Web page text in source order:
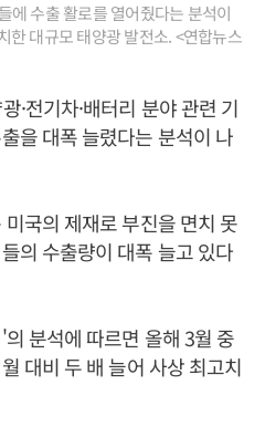
수출 활로를 열어줬다는 분석이
한 대규모 태양광 발전소. <연합뉴스
·전기차·배터리 분야 관련 기
을 대폭 늘렸다는 분석이 나
국의 제재로 부진을 면치 못
의 수출량이 대폭 늘고 있다
분석에 따르면 올해 3월 중
대비 두 배 늘어 사상 최고치